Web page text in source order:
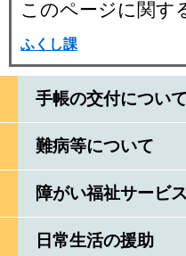
手帳の交付について
難病等について
障がい福祉サービ
日常生活の援助
このページに関す
ふくし課